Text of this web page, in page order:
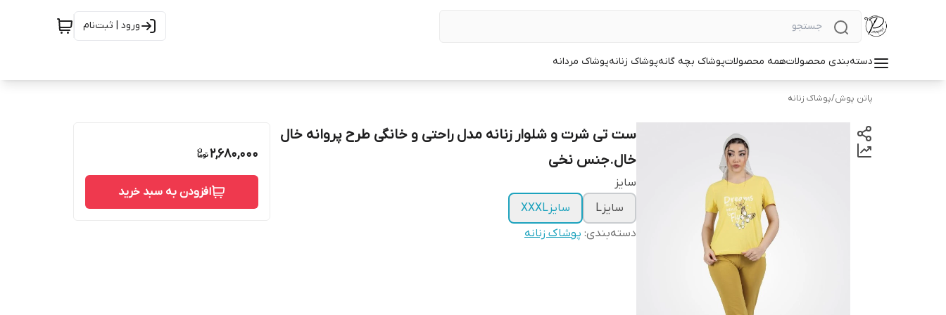
ورود | ثبت‌نام
دسته‌بندی محصولاتهمه محصولاتپوشاک بچه گانهپوشاک زنانهپوشاک مردانه
پاتن پوش/پوشاک زنانه
ست تی شرت و شلوار زنانه مدل راحتی و خانگی طرح پروانه خال
خال.جنس نخی
سایز
سایزL
سایزXXXL
دسته‌بندی: پوشاک زنانه
2,680,000
افزودن به سبد خرید